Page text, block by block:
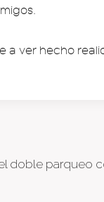
a ver hecho
doble parqueo